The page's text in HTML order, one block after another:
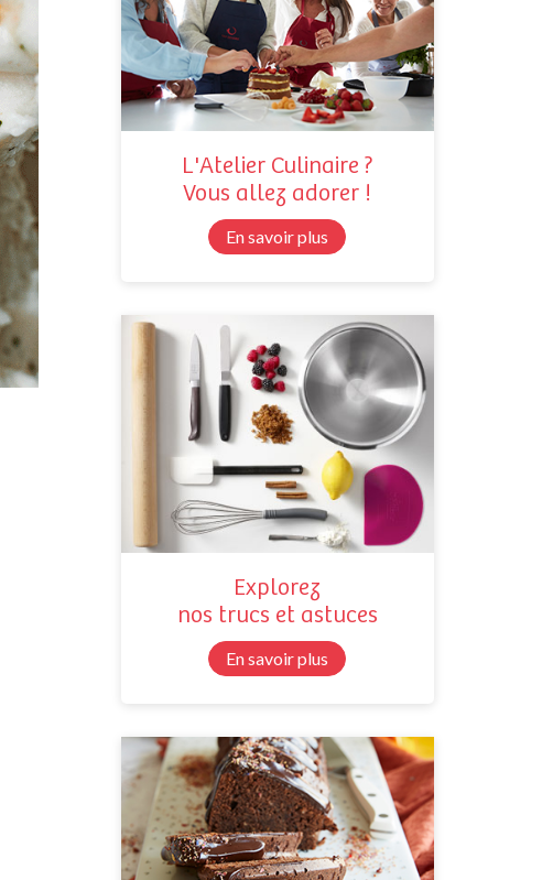
L'Atelier Culinaire ?
Vous allez adorer !
En savoir plus
Explorez
nos trucs et astuces
En savoir plus